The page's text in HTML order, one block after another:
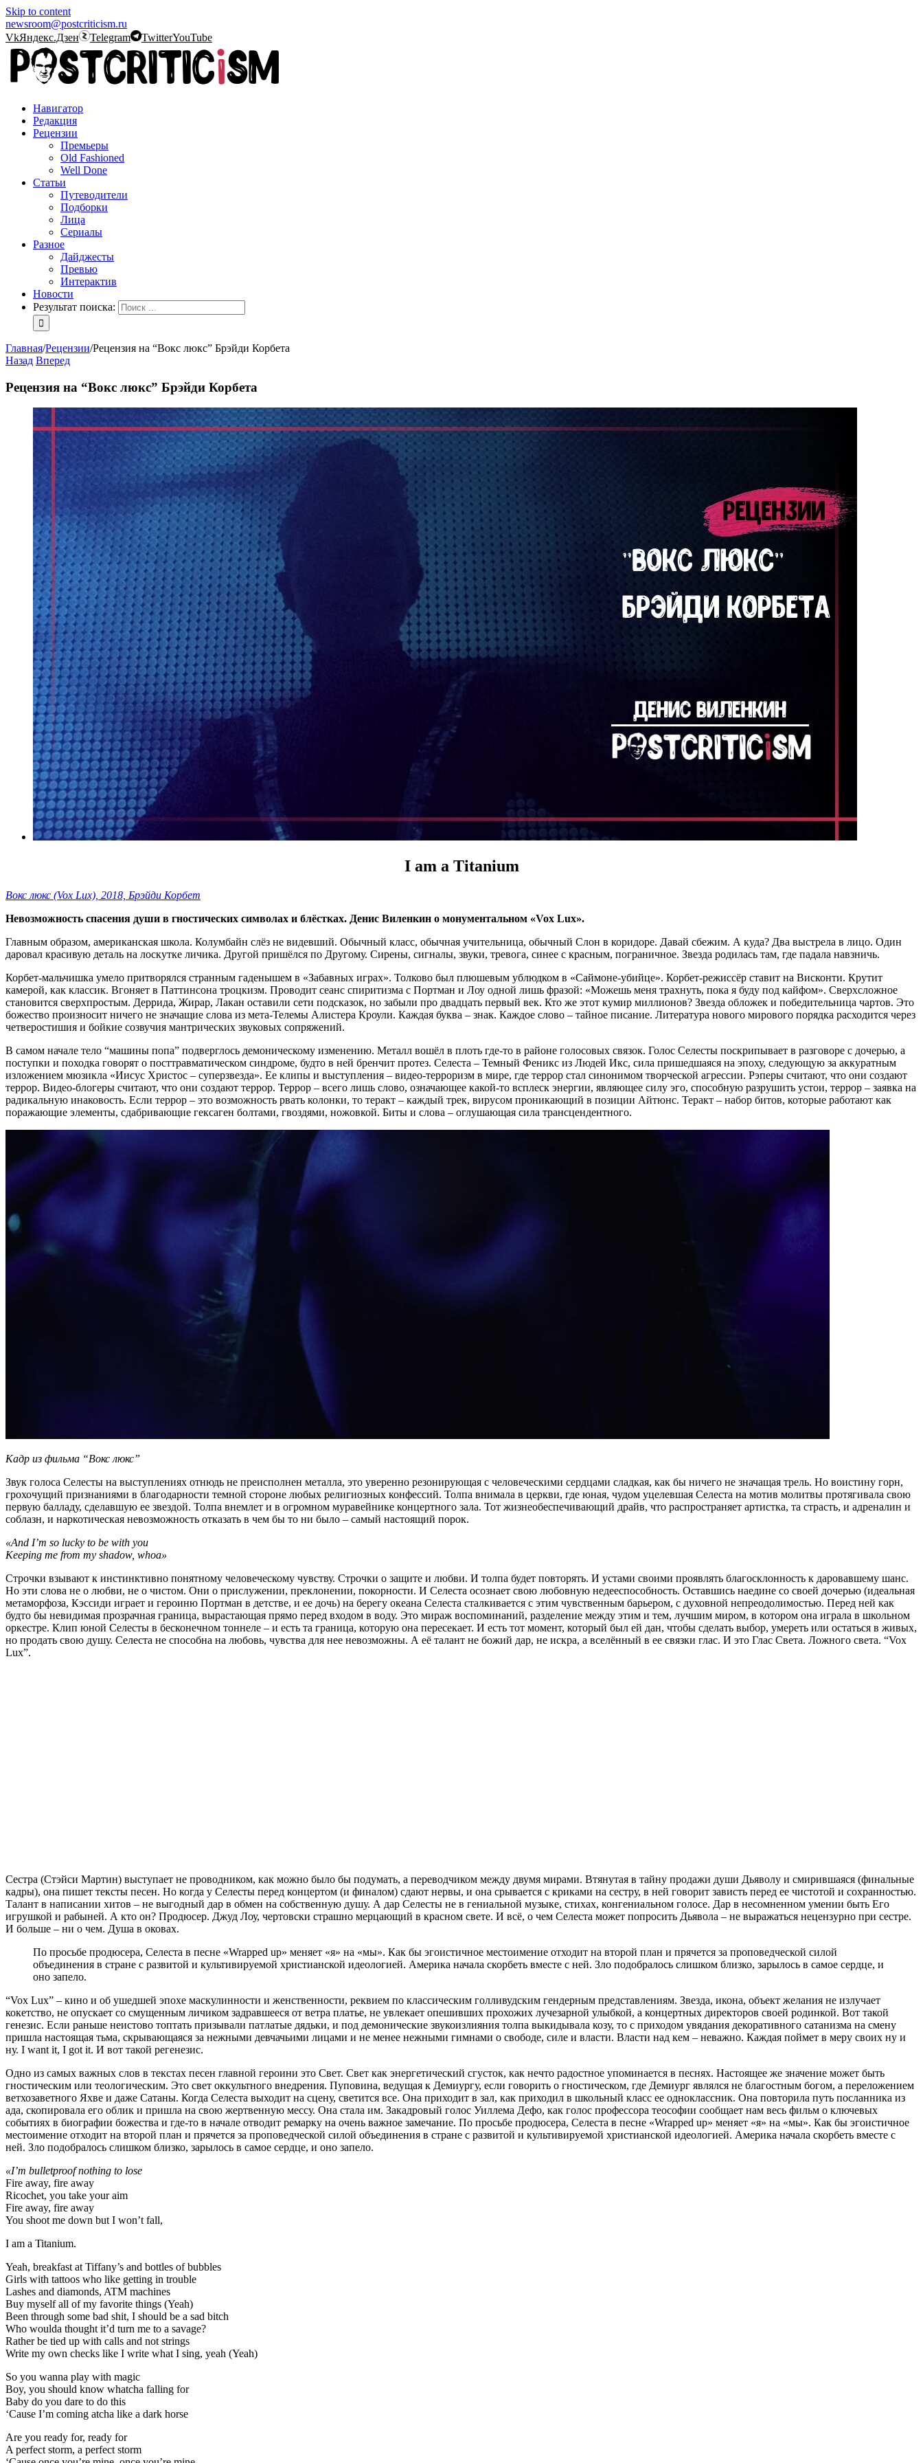
Skip to content
newsroom@postcriticism.ru
VkЯндекс.Дзен Telegram TwitterYouTube
Навигатор
Редакция
Рецензии
Премьеры
Old Fashioned
Well Done
Статьи
Путеводители
Подборки
Лица
Сериалы
Разное
Дайджесты
Превью
Интерактив
Новости
Результат поиска:
Главная/Рецензии/Рецензия на “Вокс люкс” Брэйди Корбета
Назад Вперед
Рецензия на “Вокс люкс” Брэйди Корбета
I am a Titanium
Вокс люкс (Vox Lux), 2018, Брэйди Корбет
Невозможность спасения души в гностических символах и блёстках. Денис Виленкин о монументальном «Vox Lux».
Главным образом, американская школа. Колумбайн слёз не видевший. Обычный класс, обычная учительница, обычный Слон в коридоре. Давай сбежим. А куда? Два выстрела в лицо. Один
даровал красивую деталь на лоскутке личика. Другой пришёлся по Другому. Сирены, сигналы, звуки, тревога, синее с красным, пограничное. Звезда родилась там, где падала навзничь.
Корбет-мальчишка умело притворялся странным гаденышем в «Забавных играх». Толково был плюшевым ублюдком в «Саймоне-убийце». Корбет-режиссёр ставит на Висконти. Крутит
камерой, как классик. Вгоняет в Паттинсона троцкизм. Проводит сеанс спиритизма с Портман и Лоу одной лишь фразой: «Можешь меня трахнуть, пока я буду под кайфом». Сверхсложное
становится сверхпростым. Деррида, Жирар, Лакан оставили сети подсказок, но забыли про двадцать первый век. Кто же этот кумир миллионов? Звезда обложек и победительница чартов. Это
божество произносит ничего не значащие слова из мета-Телемы Алистера Кроули. Каждая буква – знак. Каждое слово – тайное писание. Литература нового мирового порядка расходится через
четверостишия и бойкие созвучия мантрических звуковых сопряжений.
В самом начале тело “машины попа” подверглось демоническому изменению. Металл вошёл в плоть где-то в районе голосовых связок. Голос Селесты поскрипывает в разговоре с дочерью, а
поступки и походка говорят о посттравматическом синдроме, будто в ней бренчит протез. Селеста – Темный Феникс из Людей Икс, сила пришедшаяся на эпоху, следующую за аккуратным
изложением мюзикла «Иисус Христос – суперзвезда». Ее клипы и выступления – видео-терроризм в мире, где террор стал синонимом творческой агрессии. Рэперы считают, что они создают
террор. Видео-блогеры считают, что они создают террор. Террор – всего лишь слово, означающее какой-то всплеск энергии, являющее силу эго, способную разрушить устои, террор – заявка на
радикальную инаковость. Если террор – это возможность рвать колонки, то теракт – каждый трек, вирусом проникающий в позиции Айтюнс. Теракт – набор битов, которые работают как
поражающие элементы, сдабривающие гексаген болтами, гвоздями, ножовкой. Биты и слова – оглушающая сила трансцендентного.
Кадр из фильма “Вокс люкс”
Звук голоса Селесты на выступлениях отнюдь не преисполнен металла, это уверенно резонирующая с человеческими сердцами сладкая, как бы ничего не значащая трель. Но воистину горн,
грохочущий признаниями в благодарности темной стороне любых религиозных конфессий. Толпа внимала в церкви, где юная, чудом уцелевшая Селеста на мотив молитвы протягивала свою
первую балладу, сделавшую ее звездой. Толпа внемлет и в огромном муравейнике концертного зала. Тот жизнеобеспечивающий драйв, что распространяет артистка, та страсть, и адреналин и
соблазн, и наркотическая невозможность отказать в чем бы то ни было – самый настоящий порок.
«And I’m so lucky to be with you
Keeping me from my shadow, whoa»
Строчки взывают к инстинктивно понятному человеческому чувству. Строчки о защите и любви. И толпа будет повторять. И устами своими проявлять благосклонность к даровавшему шанс.
Но эти слова не о любви, не о чистом. Они о прислужении, преклонении, покорности. И Селеста осознает свою любовную недееспособность. Оставшись наедине со своей дочерью (идеальная
метаморфоза, Кэссиди играет и героиню Портман в детстве, и ее дочь) на берегу океана Селеста сталкивается с этим чувственным барьером, с духовной непреодолимостью. Перед ней как
будто бы невидимая прозрачная граница, вырастающая прямо перед входом в воду. Это мираж воспоминаний, разделение между этим и тем, лучшим миром, в котором она играла в школьном
оркестре. Клип юной Селесты в бесконечном тоннеле – и есть та граница, которую она пересекает. И есть тот момент, который был ей дан, чтобы сделать выбор, умереть или остаться в живых,
но продать свою душу. Селеста не способна на любовь, чувства для нее невозможны. А её талант не божий дар, не искра, а вселённый в ее связки глас. И это Глас Света. Ложного света. “Vox
Lux”.
Сестра (Стэйси Мартин) выступает не проводником, как можно было бы подумать, а переводчиком между двумя мирами. Втянутая в тайну продажи души Дьяволу и смирившаяся (финальные
кадры), она пишет тексты песен. Но когда у Селесты перед концертом (и финалом) сдают нервы, и она срывается с криками на сестру, в ней говорит зависть перед ее чистотой и сохранностью.
Талант в написании хитов – не выгодный дар в обмен на собственную душу. А дар Селесты не в гениальной музыке, стихах, конгениальном голосе. Дар в несомненном умении быть Его
игрушкой и рабыней. А кто он? Продюсер. Джуд Лоу, чертовски страшно мерцающий в красном свете. И всё, о чем Селеста может попросить Дьявола – не выражаться нецензурно при сестре.
И больше – ни о чем. Душа в оковах.
По просьбе продюсера, Селеста в песне «Wrapped up» меняет «я» на «мы». Как бы эгоистичное местоимение отходит на второй план и прячется за проповедческой силой
объединения в стране с развитой и культивируемой христианской идеологией. Америка начала скорбеть вместе с ней. Зло подобралось слишком близко, зарылось в самое сердце, и
оно запело.
“Vox Lux” – кино и об ушедшей эпохе маскулинности и женственности, реквием по классическим голливудским гендерным представлениям. Звезда, икона, объект желания не излучает
кокетство, не опускает со смущенным личиком задравшееся от ветра платье, не увлекает опешивших прохожих лучезарной улыбкой, а концертных директоров своей родинкой. Вот такой
генезис. Если раньше неистово топтать призывали патлатые дядьки, и под демонические звукоизлияния толпа выкидывала козу, то с приходом увядания декоративного сатанизма на смену
пришла настоящая тьма, скрывающаяся за нежными девчачьими лицами и не менее нежными гимнами о свободе, силе и власти. Власти над кем – неважно. Каждая поймет в меру своих ну и
ну. I want it, I got it. И вот такой регенезис.
Одно из самых важных слов в текстах песен главной героини это Свет. Свет как энергетический сгусток, как нечто радостное упоминается в песнях. Настоящее же значение может быть
гностическим или теологическим. Это свет оккультного внедрения. Пуповина, ведущая к Демиургу, если говорить о гностическом, где Демиург являлся не благостным богом, а переложением
ветхозаветного Яхве и даже Сатаны. Когда Селеста выходит на сцену, светится все. Она приходит в зал, как приходил в школьный класс ее одноклассник. Она повторила путь посланника из
ада, скопировала его облик и пришла на свою жертвенную мессу. Она стала им. Закадровый голос Уиллема Дефо, как голос профессора теософии сообщает нам весь фильм о ключевых
событиях в биографии божества и где-то в начале отводит ремарку на очень важное замечание. По просьбе продюсера, Селеста в песне «Wrapped up» меняет «я» на «мы». Как бы эгоистичное
местоимение отходит на второй план и прячется за проповедческой силой объединения в стране с развитой и культивируемой христианской идеологией. Америка начала скорбеть вместе с
ней. Зло подобралось слишком близко, зарылось в самое сердце, и оно запело.
«I’m bulletproof nothing to lose
Fire away, fire away
Ricochet, you take your aim
Fire away, fire away
You shoot me down but I won’t fall,
I am a Titanium.
Yeah, breakfast at Tiffany’s and bottles of bubbles
Girls with tattoos who like getting in trouble
Lashes and diamonds, ATM machines
Buy myself all of my favorite things (Yeah)
Been through some bad shit, I should be a sad bitch
Who woulda thought it’d turn me to a savage?
Rather be tied up with calls and not strings
Write my own checks like I write what I sing, yeah (Yeah)
So you wanna play with magic
Boy, you should know whatcha falling for
Baby do you dare to do this
‘Cause I’m coming atcha like a dark horse
Are you ready for, ready for
A perfect storm, a perfect storm